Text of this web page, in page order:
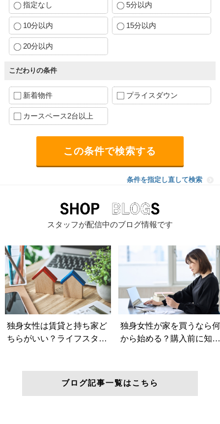
指定なし 5分以内
10分以内 15分以内
20分以内
こだわりの条件
新着物件 プライスダウン
カースペース2台以上
条件を指定し直して検索
スタッフが配信中のブログ情報です
ブログ記事一覧はこちら